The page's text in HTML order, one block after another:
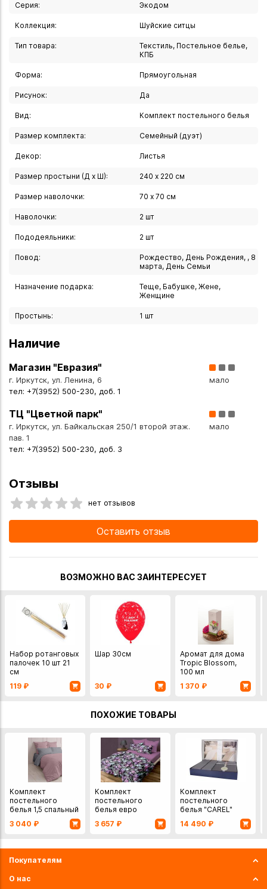
высшего качества
- Прочность: плотная ткань с повышенной
- Воздухопроницаемость: обеспечивает комфортный
- Гипоаллергенность: безопасно для здоровья
- Долговечность: сохраняет форму и цвет после
Комплектация
- Наволочки-трансформеры: 70х70 см (2 шт.) с
возможностью трансформации в размер 50х70 см
Характеристики ткани
- Плотность: 124 г/м.
- Особенности плетения: длинные хлопковые волокна
- Текстура: мягкая, приятная на ощупь
Особенности наволочек
менять размер
- Универсальность: подходят для подушек двух размеров
Рекомендации по уходу
- Сушка: в расправленном виде или в машинке
- Глажка: не требуется
- Отбеливание: запрещено
Создайте комфортную атмосферу в вашей спальне с
Премиальная ткань перкаль и продуманная конструкция
обеспечат вам здоровый и комфортный сон на долгие
Вы можете купить Комплект постельного белья семейный
перкаль 70х70 см в указанных ниже магазинах в Иркутске
доставкой курьером по Иркутску или транспортной
компанией по всей России.
Серия: Экодом
Коллекция: Шуйские ситцы
Тип товара:
Текстиль, Постельное белье,
КПБ
Форма: Прямоугольная
Рисунок: Да
Вид: Комплект постельного белья
Размер комплекта: Семейный (дуэт)
Декор: Листья
Размер простыни (Д х Ш): 240 х 220 см
Размер наволочки: 70 х 70 см
Наволочки: 2 шт
Пододеяльники: 2 шт
Повод:
Рождество, День Рождения, , 8
марта, День Семьи
Назначение подарка:
Теще, Бабушке, Жене,
Женщине
Простынь: 1 шт
Наличие
Магазин "Евразия"
г. Иркутск, ул. Ленина, 6
тел: +7(3952) 500-230, доб. 1
мало
ТЦ "Цветной парк"
г. Иркутск, ул. Байкальская 250/1 второй этаж.
пав. 1
тел: +7(3952) 500-230, доб. 3
мало
Отзывы
нет отзывов
Оставить отзыв
ВОЗМОЖНО ВАС ЗАИНТЕРЕСУЕТ
Набор ротанговых
палочек 10 шт 21
см
119 ₽
Шар 30см
30 ₽
Аромат для дома
Tropic Blossom,
100 мл
1 370 ₽
ПОХОЖИЕ ТОВАРЫ
Комплект
постельного
белья 1,5 спальный
3 040 ₽
Комплект
постельного
белья евро
перкаль "Лирика"
70х70 см
3 657 ₽
Комплект
постельного
белья "CAREL"
14 490 ₽
Покупателям
О нас